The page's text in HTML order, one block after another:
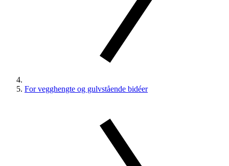
For vegghengte og gulvstående bidéer